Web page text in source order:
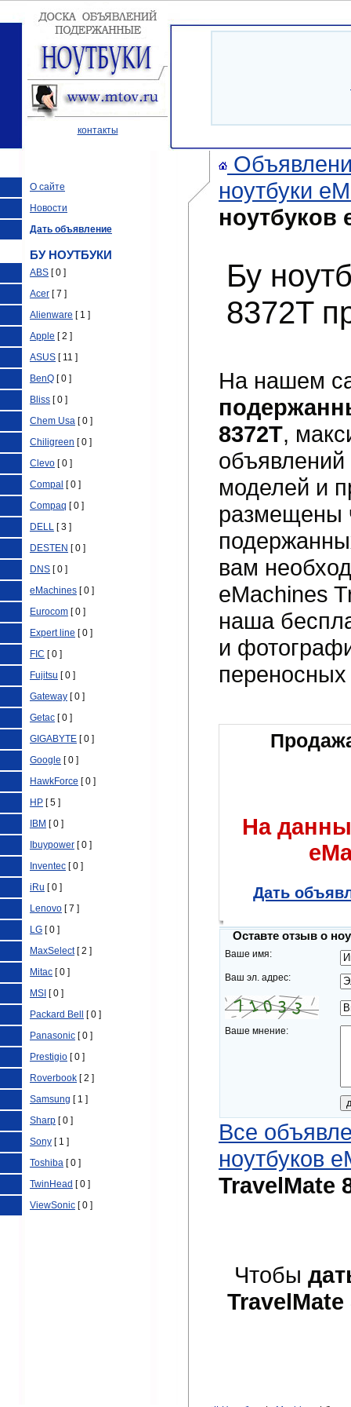
контакты
О сайте
Новости
Дать объявление
БУ НОУТБУКИ
ABS [ 0 ]
Acer [ 7 ]
Alienware [ 1 ]
Apple [ 2 ]
ASUS [ 11 ]
BenQ [ 0 ]
Bliss [ 0 ]
Chem Usa [ 0 ]
Chiligreen [ 0 ]
Clevo [ 0 ]
Compal [ 0 ]
Compaq [ 0 ]
DELL [ 3 ]
DESTEN [ 0 ]
DNS [ 0 ]
eMachines [ 0 ]
Eurocom [ 0 ]
Expert line [ 0 ]
FIC [ 0 ]
Fujitsu [ 0 ]
Gateway [ 0 ]
Getac [ 0 ]
GIGABYTE [ 0 ]
Google [ 0 ]
HawkForce [ 0 ]
HP [ 5 ]
IBM [ 0 ]
Ibuypower [ 0 ]
Inventec [ 0 ]
iRu [ 0 ]
Lenovo [ 7 ]
LG [ 0 ]
MaxSelect[ 2 ]
Mitac [ 0 ]
MSI [ 0 ]
Packard Bell
[ 0 ]
Panasonic [ 0 ]
Prestigio [ 0 ]
Roverbook [ 2 ]
Samsung [ 1 ]
Sharp [ 0 ]
Sony [ 1 ]
Toshiba [ 0 ]
TwinHead [ 0 ]
ViewSonic [ 0 ]
ноутбуки
ноутбуков
Бу
8372T
На нашем
8372T,
моделей и
размещены
вам
eMachines
наша
и
На
Дать
Оставте отзыв о
Ваше имя:
Ваш эл. адрес:
Ваше мнение:
Все
ноутбуков
TravelMate
Чтобы
TravelMate